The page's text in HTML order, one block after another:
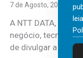
7 de Agosto, 2026
A NTT DATA,
negócio,
de divulgar a mais